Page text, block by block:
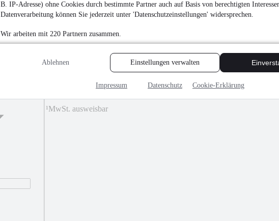
B. IP-Adresse) ohne Cookies durch bestimmte Partner auch auf Basis von berechtigten
Datenverarbeitung können Sie jederzeit unter 'Datenschutzeinstellungen' widersprechen.
Wir arbeiten mit 220 Partnern zusammen.
Ablehnen Einstellungen verwalten
Impressum Datenschutz Cookie-Erklärung
Mercedes-Benz
Finanzierung ab 1.913 € mtl.
EZ 09/
¹MwSt. ausweisbar